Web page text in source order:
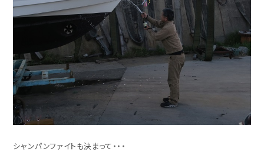
シャンパンファイトも決まって・・・